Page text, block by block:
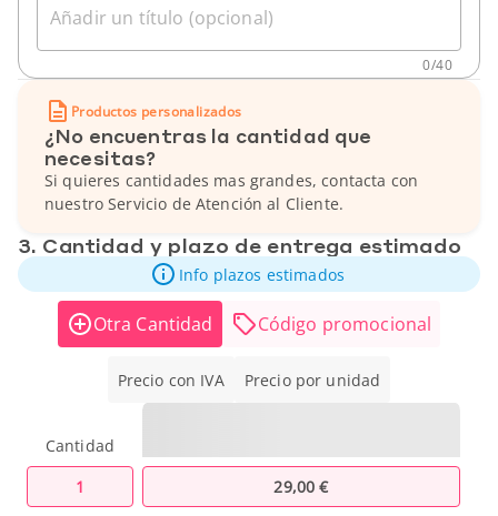
Añadir un título (opcional)
0/40
Productos personalizados
¿No encuentras la cantidad que
necesitas?
Si quieres cantidades mas grandes, contacta con
nuestro Servicio de Atención al Cliente.
3. Cantidad y plazo de entrega estimado
Info plazos estimados
Otra Cantidad Código promocional
Precio con IVA Precio por unidad
Cantidad
1
29,00 €